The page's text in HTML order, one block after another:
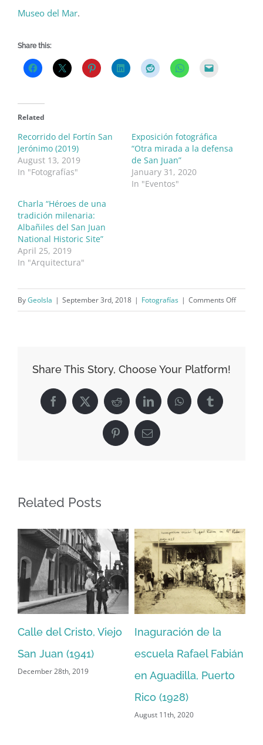
Museo del Mar.
Share this:
Related
Recorrido del Fortín San
Jerónimo (2019)
August 13, 2019
In "Fotografías"
Exposición fotográfica
“Otra mirada a la defensa
de San Juan”
January 31, 2020
In "Eventos"
Charla “Héroes de una
tradición milenaria:
Albañiles del San Juan
National Historic Site”
April 25, 2019
In "Arquitectura"
ByGeoIsla | September 3rd, 2018 | Fotografías | Comments Offon
Share This Story, Choose Your Platform!
Facebook
X Reddit LinkedInWhatsAppTumblr
PinterestEmail
Related Posts
Calle del Cristo, Viejo
San Juan (1941)
December 28th, 2019
Inaguración de la
escuela Rafael Fabián
en Aguadilla, Puerto
Rico (1928)
August 11th, 2020